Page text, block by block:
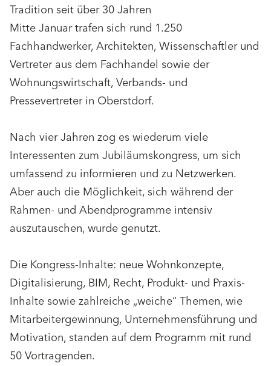
Tradition seit über 30 Jahren
Mitte Januar trafen sich rund 1.250
Fachhandwerker, Architekten, Wissenschaftler und
Vertreter aus dem Fachhandel sowie der
Wohnungswirtschaft, Verbands- und
Pressevertreter in Oberstdorf.
Nach vier Jahren zog es wiederum viele
Interessenten zum Jubiläumskongress, um sich
umfassend zu informieren und zu Netzwerken.
Aber auch die Möglichkeit, sich während der
Rahmen- und Abendprogramme intensiv
auszutauschen, wurde genutzt.
Die Kongress-Inhalte: neue Wohnkonzepte,
Digitalisierung, BIM, Recht, Produkt- und Praxis-
Inhalte sowie zahlreiche „weiche“ Themen, wie
Mitarbeitergewinnung, Unternehmensführung und
Motivation, standen auf dem Programm mit rund
50 Vortragenden.